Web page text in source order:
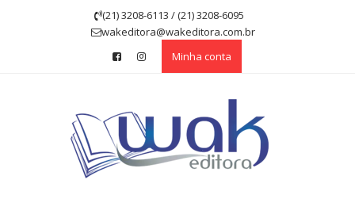
(21) 3208-6113 / (21) 3208-6095
wakeditora@wakeditora.com.br
Minha conta